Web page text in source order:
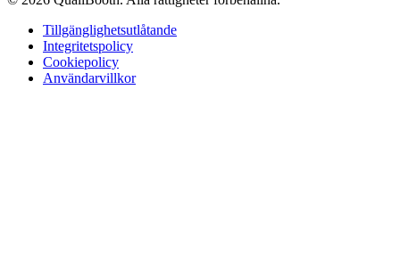
Tillgänglighetsutlåtande
Integritetspolicy
Cookiepolicy
Användarvillkor